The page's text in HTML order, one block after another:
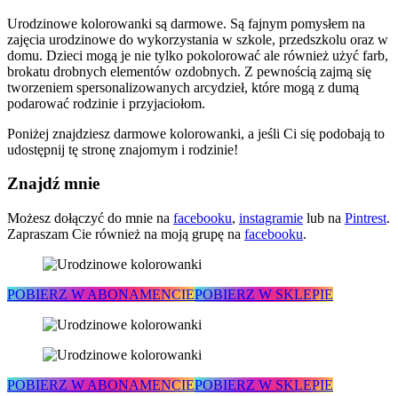
Urodzinowe kolorowanki są darmowe. Są fajnym pomysłem na
zajęcia urodzinowe do wykorzystania w szkole, przedszkolu oraz w
domu. Dzieci mogą je nie tylko pokolorować ale również użyć farb,
brokatu drobnych elementów ozdobnych. Z pewnością zajmą się
tworzeniem spersonalizowanych arcydzieł, które mogą z dumą
podarować rodzinie i przyjaciołom.
Poniżej znajdziesz darmowe kolorowanki, a jeśli Ci się podobają to
udostępnij tę stronę znajomym i rodzinie!
Znajdź mnie
Możesz dołączyć do mnie na facebooku, instagramie lub na Pintrest.
Zapraszam Cie również na moją grupę na facebooku.
POBIERZ W ABONAMENCIEPOBIERZ W SKLEPIE
POBIERZ W ABONAMENCIEPOBIERZ W SKLEPIE